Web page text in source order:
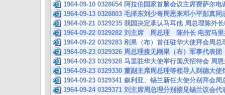
1964-09-10 0328654 阿拉伯国家首脑会议主席费萨尔
1964-09-13 0328803 毛泽东刘少奇周恩来邓小平彭真
1964-09-21 0329235 我国决定承认马耳他 周总理陈外
1964-09-22 0329282 刘主席 周总理 陈外长 电贺马里
1964-09-22 0329283 刚果（布）首任驻华大使拜会周总
1964-09-23 0329326 周总理接见刚果（布）军事代表团
1964-09-23 0329328 马里驻华大使举行国庆招待会 周
1964-09-23 0329330 董副主席周总理等领导人到德大
1964-09-23 0329341 叙利亚、锡兰新任大使分别拜会周
1964-09-24 0329371 刘主席周总理分别接见锡兰议会代